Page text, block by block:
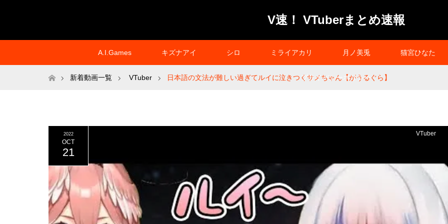
V速！ VTuberまとめ速報
A.I.Games キズナアイ シロ ミライアカリ 月ノ美兎 猫宮ひなた
プライバシーポリシー
ホーム新着動画一覧 VTuber 日本語の文法が難しい過ぎてルイに泣きつくサメちゃん【がうるぐら】
2022
OCT
21
VTuber